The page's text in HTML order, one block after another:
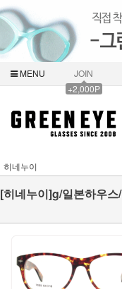
MENU
JOIN
+2,000P
히네누이
[히네누이]g/일본하우